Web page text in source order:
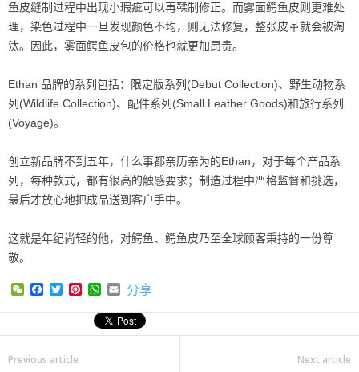
鱼皮缝制过程中出现小瑕疵可以再鞣制修正。而雾面鳄鱼皮则更难处
理，染色过程中一旦发现颜色不均，则无法修复，整张皮革就会被淘
汰。因此，雾面鳄鱼皮包的价格也就更加昂贵。
Ethan 品牌的系列包括：限定版系列(Debut Collection)、野生动物系
列(Wildlife Collection)、配件系列(Small Leather Goods)和旅行系列
(Voyage)。
创立新品牌不到五年，什么事都亲历亲为的Ethan，对于每个产品系
列，每种款式，都有很高的触感要求；制造过程中严格监督和挑选，
最后才放心地把成品送到客户手中。
这就是年纪尚轻的他，对鳄鱼、鳄鱼皮乃至全球顾客秉持的一份尊
敬。
WeChatFacebook
TwitterPinterest
WhatsApp
Email
分享
Previous article Next article